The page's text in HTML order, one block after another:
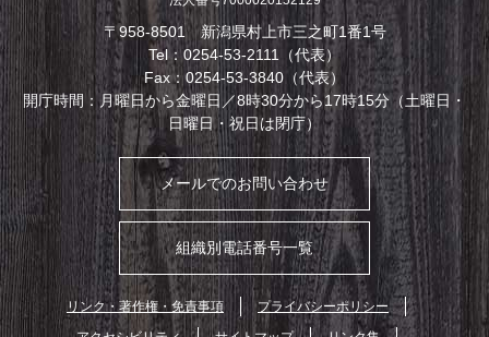
〒958-8501 新潟県村上市三之町1番1号
Tel：0254-53-2111（代表）
Fax：0254-53-3840（代表）
開庁時間：月曜日から金曜日／8時30分から17時15分（土曜日・
日曜日・祝日は閉庁）
メールでのお問い合わせ
組織別電話番号一覧
リンク・著作権・免責事項
プライバシーポリシー